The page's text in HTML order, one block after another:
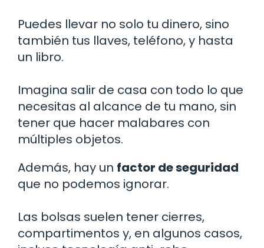
Puedes llevar no solo tu dinero, sino
también tus llaves, teléfono, y hasta
un libro.
Imagina salir de casa con todo lo que
necesitas al alcance de tu mano, sin
tener que hacer malabares con
múltiples objetos.
Además, hay un factor de seguridad
que no podemos ignorar.
Las bolsas suelen tener cierres,
compartimentos y, en algunos casos,